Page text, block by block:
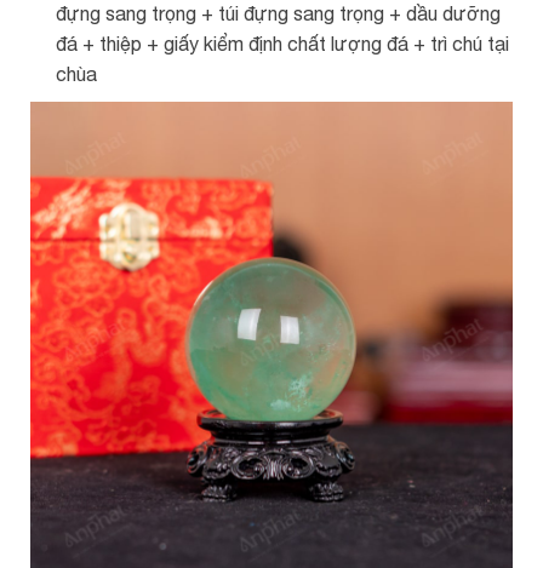
đựng sang trọng + túi đựng sang trọng + dầu dưỡng
đá + thiệp + giấy kiểm định chất lượng đá + trì chú tại
chùa